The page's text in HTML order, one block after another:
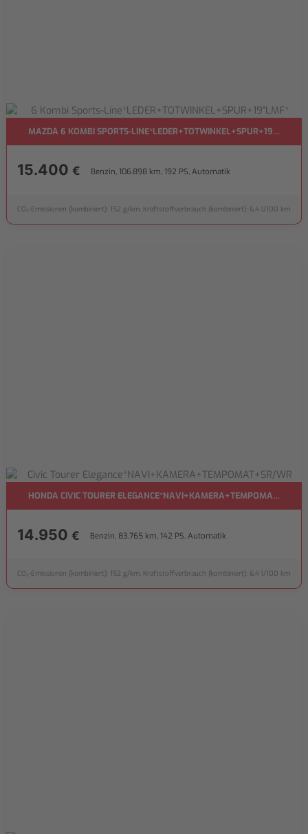
MAZDA 6 KOMBI SPORTS-LINE*LEDER+TOTWINKEL+SPUR+19"LMF*
15.400 € Benzin, 106.898 km, 192 PS, Automatik
CO₂-Emissionen (kombiniert): 152 g/km, Kraftstoffverbrauch (kombiniert): 6,4 l/100 km
HONDA CIVIC TOURER ELEGANCE*NAVI+KAMERA+TEMPOMAT+SR/
14.950 € Benzin, 83.765 km, 142 PS, Automatik
CO₂-Emissionen (kombiniert): 152 g/km, Kraftstoffverbrauch (kombiniert): 6,4 l/100 km